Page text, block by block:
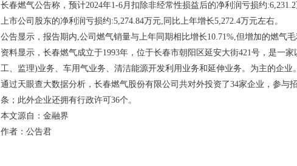
长春燃气公告称，预计2024年1-6月扣除非经常性损益后的净利润亏损约
上市公司股东的净利润亏损约:5,274.84万元,同比上年增长5,272.4万元左右。
公告显示，报告期内,公司燃气销量与上年同期相比增长10.71%,但增加的燃气
资料显示，长春燃气成立于1993年，位于长春市朝阳区延安大街421号，是一
工、监理)业务、车用气业务、清洁能源开发利用业务和延伸业务。为主的企业
通过天眼查大数据分析，长春燃气股份有限公司共对外投资了34家企业，参与
条；此外企业还拥有行政许可36个。
本文源自：金融界
作者：公告君